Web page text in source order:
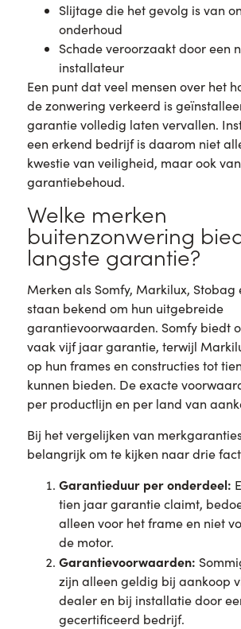
Slijtage die het gevolg is van
onderhoud
Schade veroorzaakt door een
installateur
Een punt dat veel mensen over het
de zonwering verkeerd is
garantie volledig laten vervallen.
een erkend bedrijf is daarom niet
kwestie van veiligheid, maar ook van
garantiebehoud.
Welke merken
buitenzonwering
langste garantie?
Merken als Somfy, Markilux, Stobag
staan bekend om hun uitgebreide
garantievoorwaarden. Somfy biedt
vaak vijf jaar garantie, terwijl
op hun frames en constructies tot
kunnen bieden. De exacte
per productlijn en per land van
Bij het vergelijken van
belangrijk om te kijken naar drie
Garantieduur per onderdeel:
tien jaar garantie claimt,
alleen voor het frame en niet
de motor.
Garantievoorwaarden:
zijn alleen geldig bij aankoop
dealer en bij installatie door
gecertificeerd bedrijf.